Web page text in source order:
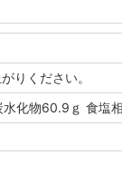
りください。
化物60.9ｇ 食塩